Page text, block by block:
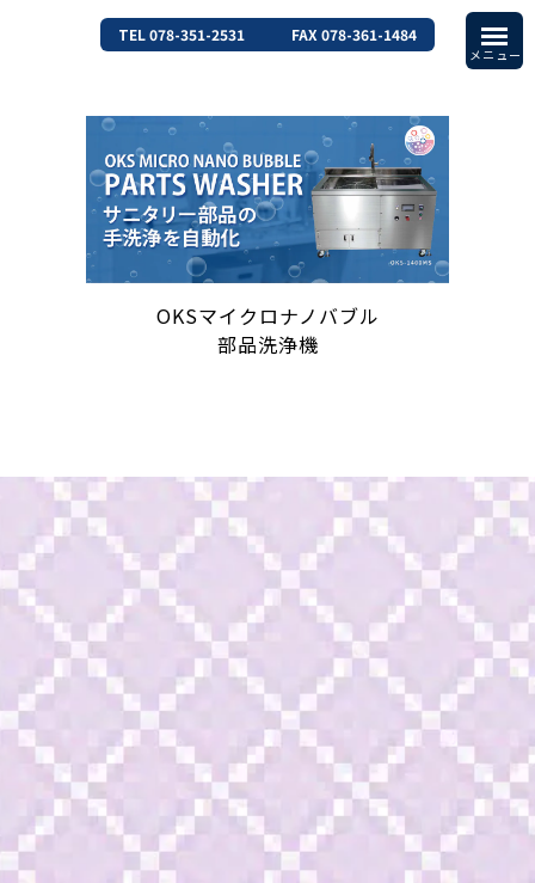
TEL 078-351-2531 FAX 078-361-1484
OKSマイクロナノバブル
部品洗浄機